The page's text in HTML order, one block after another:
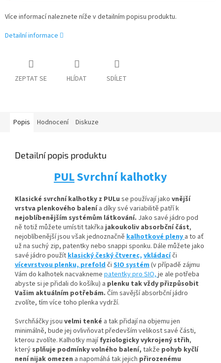
Více informací naleznete níže v detailním popisu produktu.
Detailní informace
ZEPTAT SE HLÍDAT SDÍLET
Popis Hodnocení Diskuze
Detailní popis produktu
PULSvrchní kalhotky
Klasické svrchní kalhotky z PULu se používají jako vnější
vrstva plenkového balenía díky své variabilitě patří k
nejoblíbenějším systémům látkování. Jako savé jádro pod
ně totiž můžete umístittakřkajakoukoliv absorbčníčást,
nejoblíbenější jsou však jednoznačně kalhotkové pleny a to ať
už na suchý zip, patentky nebo snappi sponku. Dále můžete jako
savé jádro použítklasický český čtverec, vkládacíči
vícevrstvou plenku,prefoldči SIO systém(v případě zájmu
Vám do kalhotek nacvakneme patentky pro SIO,je ale potřeba
abyste si je přidali do košíku) a plenku tak vždy přizpůsobit
Vašim aktuálním potřebám. Čím savější absorbční jádro
zvolíte, tím více toho plenka vydrží.
Svrchňáčky jsou velmi tenké a tak přidají na objemu jen
minimálně, bude jej ovlivňovat především velikost savé části,
kterou zvolíte. Kalhotky majífyziologicky vykrojený střih,
který splňuje podmínky volného balení, takže pohyb kyčlí
není nijak omezen a napomáhá tak jejich přirozenému